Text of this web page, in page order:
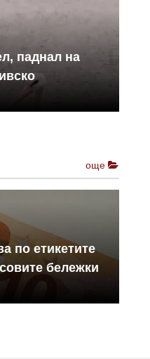
паднал на
още
по етикетите
бележки